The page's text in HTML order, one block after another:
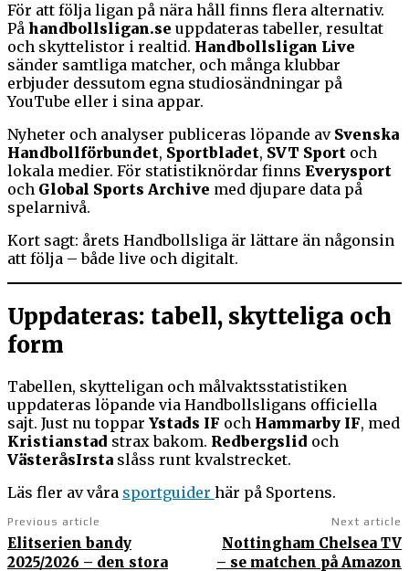
För att följa ligan på nära håll finns flera alternativ.
På handbollsligan.se uppdateras tabeller, resultat
och skyttelistor i realtid. Handbollsligan Live
sänder samtliga matcher, och många klubbar
erbjuder dessutom egna studiosändningar på
YouTube eller i sina appar.
Nyheter och analyser publiceras löpande av Svenska
Handbollförbundet, Sportbladet, SVT Sport och
lokala medier. För statistiknördar finns Everysport
och Global Sports Archive med djupare data på
spelarnivå.
Kort sagt: årets Handbollsliga är lättare än någonsin
att följa – både live och digitalt.
Uppdateras: tabell, skytteliga och
form
Tabellen, skytteligan och målvaktsstatistiken
uppdateras löpande via Handbollsligans officiella
sajt. Just nu toppar Ystads IF och Hammarby IF, med
Kristianstad strax bakom. Redbergslid och
VästeråsIrsta slåss runt kvalstrecket.
Läs fler av våra sportguider här på Sportens.
Previous article
Elitserien bandy
2025/2026 – den stora
Next article
Nottingham Chelsea TV
– se matchen på Amazon